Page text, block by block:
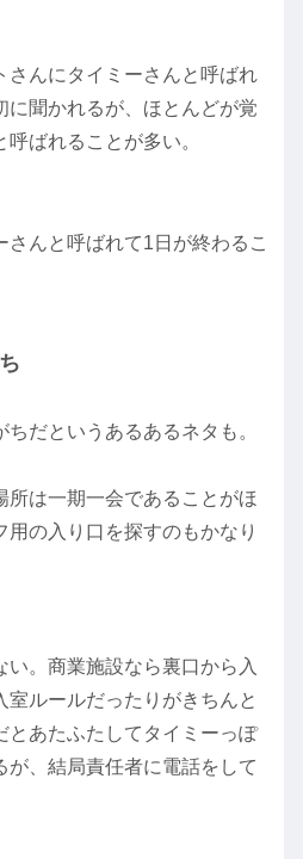
さんにタイミーさんと呼ばれ
に聞かれるが、ほとんどが覚
ばれることが多い。
んと呼ばれて1日が終わるこ
だというあるあるネタも。
所は一期一会であることがほ
用の入り口を探すのもかなり
。商業施設なら裏口から入
室ルールだったりがきちんと
とあたふたしてタイミーっぽ
が、結局責任者に電話をして